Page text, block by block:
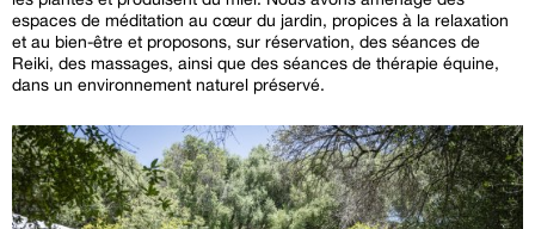
espaces de méditation au cœur du jardin, propices à la relaxation
et au bien-être et proposons, sur réservation, des séances de
Reiki, des massages, ainsi que des séances de thérapie équine,
dans un environnement naturel préservé.